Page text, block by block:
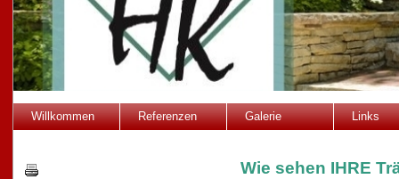
Willkommen Referenzen Galerie Links
Wie sehen IHRE